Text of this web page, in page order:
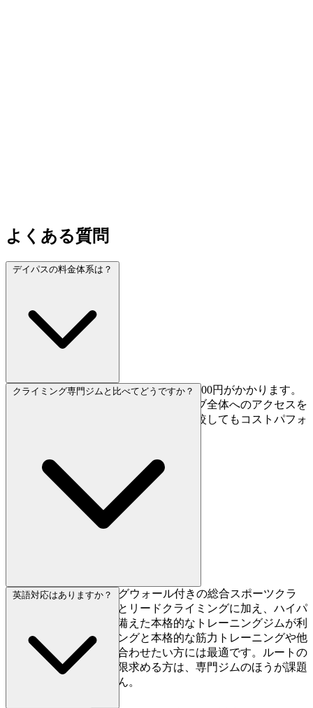
よくある質問
デイパスの料金体系は？
デイパスは2,200円、初回のみ登録料3,300円がかかります。
トレーニングジムを含むスポーツクラブ全体へのアクセスを
考えると、クライミング専門施設と比較してもコストパフォ
クライミング専門ジムと比べてどうですか？
NAS高尾はクライミングウォール付きの総合スポーツクラ
ブです。ボルダリングとリードクライミングに加え、ハイパ
フォーマンスマシンを備えた本格的なトレーニングジムが利
用できます。クライミングと本格的な筋力トレーニングや他
のフィットネスを組み合わせたい方には最適です。ルートの
バリエーションを最大限求める方は、専門ジムのほうが課題
数が多いかもしれません。
英語対応はありますか？